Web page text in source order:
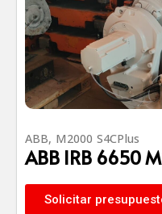
ABB, M2000 S4CPlus
ABB IRB 6650
Solicitar